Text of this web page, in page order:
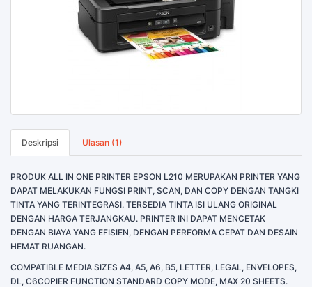
Deskripsi Ulasan (1)
PRODUK ALL IN ONE PRINTER EPSON L210 MERUPAKAN PRINTER YANG
DAPAT MELAKUKAN FUNGSI PRINT, SCAN, DAN COPY DENGAN TANGKI
TINTA YANG TERINTEGRASI. TERSEDIA TINTA ISI ULANG ORIGINAL
DENGAN HARGA TERJANGKAU. PRINTER INI DAPAT MENCETAK
DENGAN BIAYA YANG EFISIEN, DENGAN PERFORMA CEPAT DAN DESAIN
HEMAT RUANGAN.
COMPATIBLE MEDIA SIZES A4, A5, A6, B5, LETTER, LEGAL, ENVELOPES,
DL, C6COPIER FUNCTION STANDARD COPY MODE, MAX 20 SHEETS.